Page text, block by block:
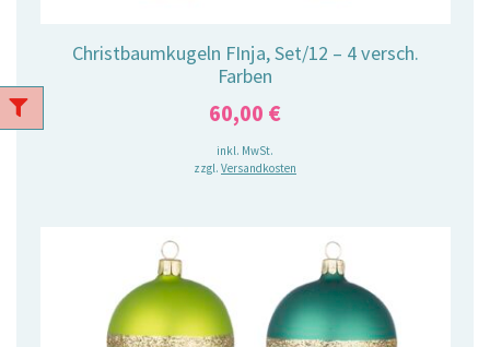
Christbaumkugeln FInja, Set/12 – 4 versch.
Farben
60,00 €
inkl. MwSt.
zzgl. Versandkosten